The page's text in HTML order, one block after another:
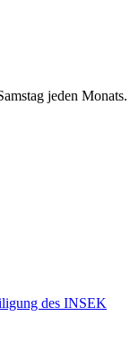
jeden Monats.
des INSEK